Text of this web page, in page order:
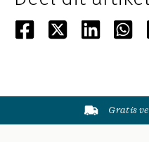
Gratis